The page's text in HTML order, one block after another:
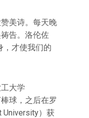
美诗。每天晚
告。洛伦佐
，才使我们的
大学
球，之后在罗
University）获